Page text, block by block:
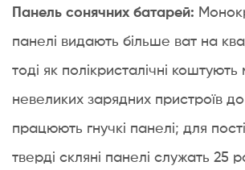
5
типів
акумуляторів:
та
Панель сонячних батарей:
панелі видають більше ват на
тоді як полікристалічні
невеликих зарядних пристроїв
працюють гнучкі панелі; для
тверді скляні панелі служать 25